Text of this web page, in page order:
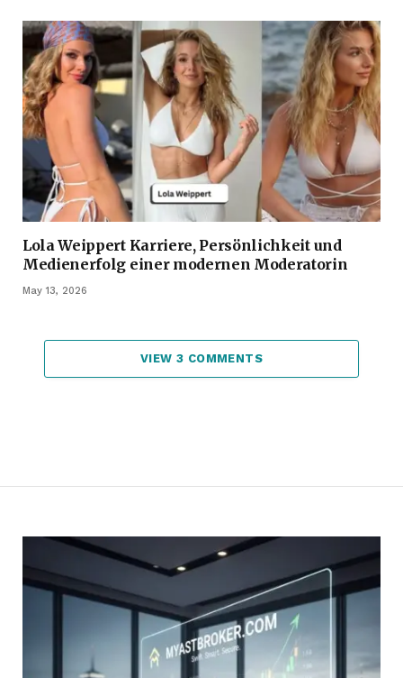
Lola Weippert Karriere, Persönlichkeit und
Medienerfolg einer modernen Moderatorin
May 13, 2026
VIEW 3 COMMENTS